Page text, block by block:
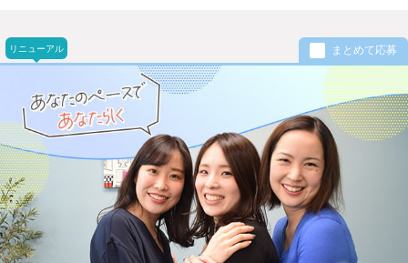
リニューアル まとめて応募